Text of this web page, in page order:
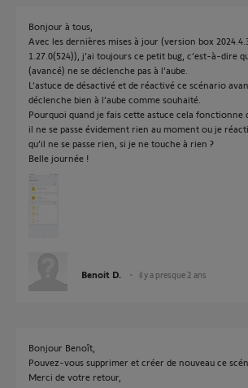
Bonjour à tous,
Avec les dernières mises à jour (version box
1.27.0(524)), j’ai toujours ce petit bug, c’est-à-dire
(avancé) ne se déclenche pas à l’aube.
L’astuce de désactivé et de réactivé ce scénario
déclenche bien à l’aube comme souhaité.
Pourquoi quand je fais cette astuce cela fonctionne
il ne se passe évidement rien au moment ou je
qu’il ne se passe rien, si je ne touche à rien ?
Belle journée !
Benoit D. il y a presque 2 ans
Bonjour Benoît,
Pouvez-vous supprimer et créer de nouveau ce
Merci de votre retour,